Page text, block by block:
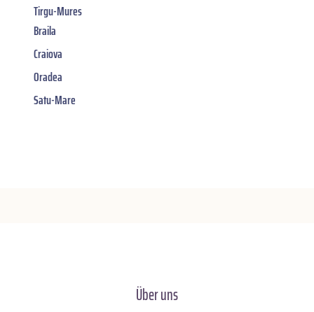
Tirgu-Mures
Braila
Craiova
Oradea
Satu-Mare
Über uns